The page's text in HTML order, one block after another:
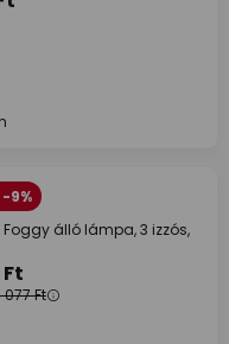
9%
Foggy álló lámpa, 3 izzós,
077 Ft